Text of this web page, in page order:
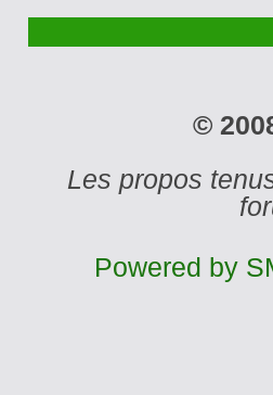
©
Les propos
Powered by